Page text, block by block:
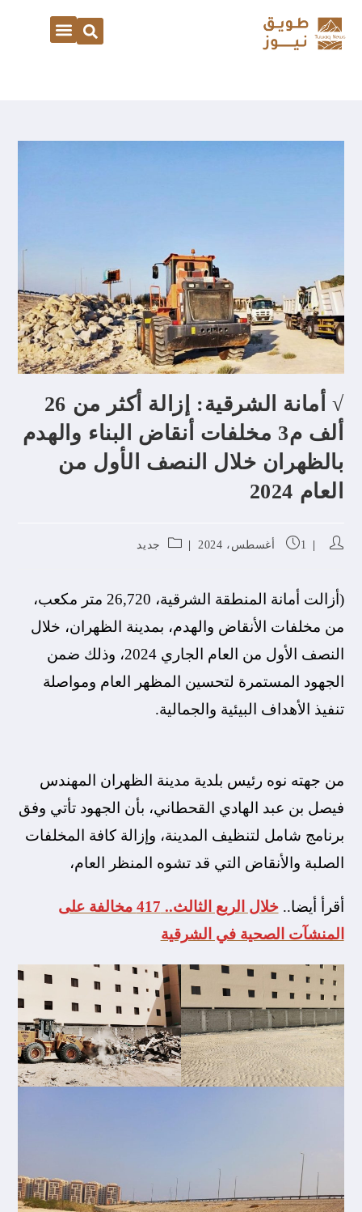
‭‬√ أمانة الشرقية: إزالة أكثر من 26
ألف م3 مخلفات أنقاض البناء والهدم
بالظهران خلال النصف الأول من
العام 2024
1 أغسطس، 2024 جديد
(أزالت أمانة المنطقة الشرقية، 26,720 متر مكعب،
من مخلفات الأنقاض والهدم، بمدينة الظهران، خلال
النصف الأول من العام الجاري 2024، وذلك ضمن
الجهود المستمرة لتحسين المظهر العام ومواصلة
تنفيذ الأهداف البيئية والجمالية.
من جهته نوه رئيس بلدية مدينة الظهران المهندس
فيصل بن عبد الهادي القحطاني، بأن الجهود تأتي وفق
برنامج شامل لتنظيف المدينة، وإزالة كافة المخلفات
الصلبة والأنقاض التي قد تشوه المنظر العام،
أقرأ أيضا..
خلال الربع الثالث.. 417 مخالفة على
المنشآت الصحية في الشرقية